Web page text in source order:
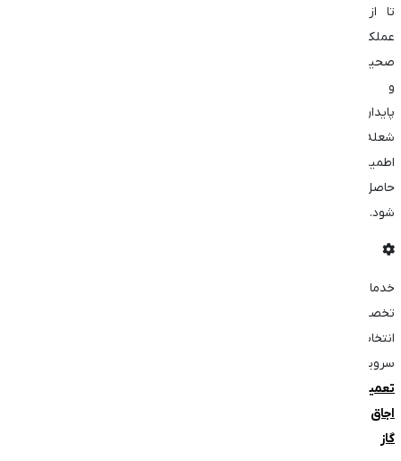
تا از
عملکرد
صحیح
و
پایدار
شعله
اطمینان
حاصل
شود.
خدمات
تخصصی
انتخاب
سرویس:
تعمیر
اجاق
گاز